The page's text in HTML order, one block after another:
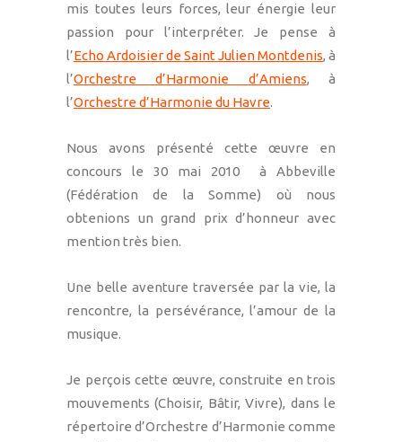
mis toutes leurs forces, leur énergie leur
passion pour l’interpréter. Je pense à
l’Echo Ardoisier de Saint Julien Montdenis, à
l’Orchestre d’Harmonie d’Amiens, à
l’Orchestre d’Harmonie du Havre.
Nous avons présenté cette œuvre en
concours le 30 mai 2010 à Abbeville
(Fédération de la Somme) où nous
obtenions un grand prix d’honneur avec
mention très bien.
Une belle aventure traversée par la vie, la
rencontre, la persévérance, l’amour de la
musique.
Je perçois cette œuvre, construite en trois
mouvements (Choisir, Bâtir, Vivre), dans le
répertoire d’Orchestre d’Harmonie comme